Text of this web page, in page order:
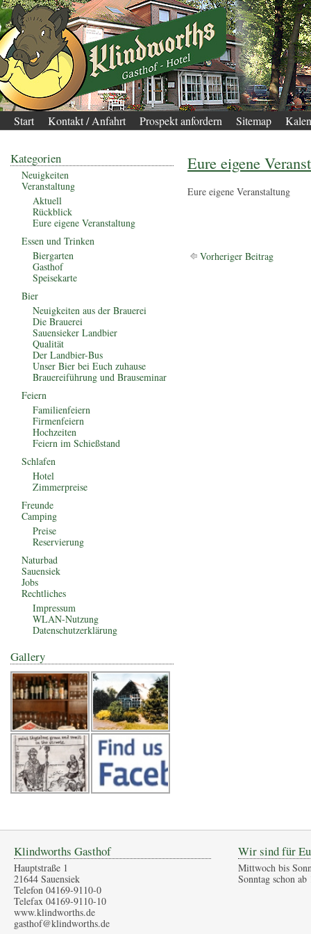
Start Kontakt / Anfahrt Prospekt anfordern Sitemap
Eure eigene
Eure eigene Veranstaltung
Vorheriger Beitrag
Kategorien
Neuigkeiten
Veranstaltung
Aktuell
Rückblick
Eure eigene Veranstaltung
Essen und Trinken
Biergarten
Gasthof
Speisekarte
Bier
Neuigkeiten aus der Brauerei
Die Brauerei
Sauensieker Landbier
Qualität
Der Landbier-Bus
Unser Bier bei Euch zuhause
Brauereiführung und Brauseminar
Feiern
Familienfeiern
Firmenfeiern
Hochzeiten
Feiern im Schießstand
Schlafen
Hotel
Zimmerpreise
Freunde
Camping
Preise
Reservierung
Naturbad
Sauensiek
Jobs
Rechtliches
Impressum
WLAN-Nutzung
Datenschutzerklärung
Gallery
Klindworths Gasthof
Hauptstraße 1
21644 Sauensiek
Telefon 04169-9110-0
Telefax 04169-9110-10
www.klindworths.de
gasthof@klindworths.de
Wir sind für
Mittwoch bis
Sonntag schon